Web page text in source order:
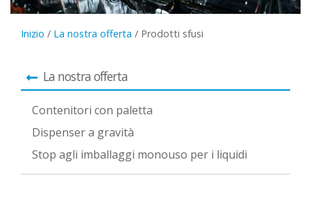
Inizio / La nostra offerta / Prodotti sfusi
La nostra offerta
Contenitori con paletta
Dispenser a gravità
Stop agli imballaggi monouso per i liquidi